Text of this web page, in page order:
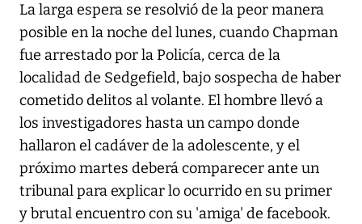
La larga espera se resolvió de la peor manera
posible en la noche del lunes, cuando Chapman
fue arrestado por la Policía, cerca de la
localidad de Sedgefield, bajo sospecha de haber
cometido delitos al volante. El hombre llevó a
los investigadores hasta un campo donde
hallaron el cadáver de la adolescente, y el
próximo martes deberá comparecer ante un
tribunal para explicar lo ocurrido en su primer
y brutal encuentro con su 'amiga' de facebook.